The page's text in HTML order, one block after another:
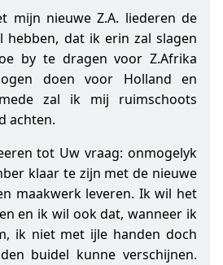
mijn nieuwe Z.A. liederen de
hebben, dat ik erin zal slagen
by te dragen voor Z.Afrika
doen voor Holland en
zal ik mij ruimschoots
achten.
tot Uw vraag: onmogelyk
klaar te zijn met de nieuwe
maakwerk leveren. Ik wil het
en ik wil ook dat, wanneer ik
ik niet met ijle handen doch
buidel kunne verschijnen.